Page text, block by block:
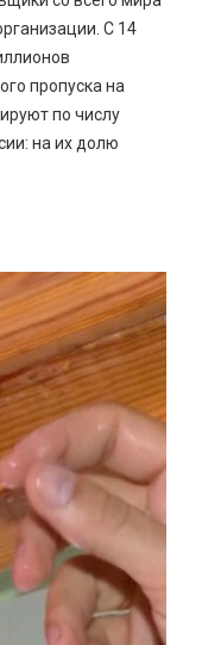
С 14
пропуска на
по числу
на их долю